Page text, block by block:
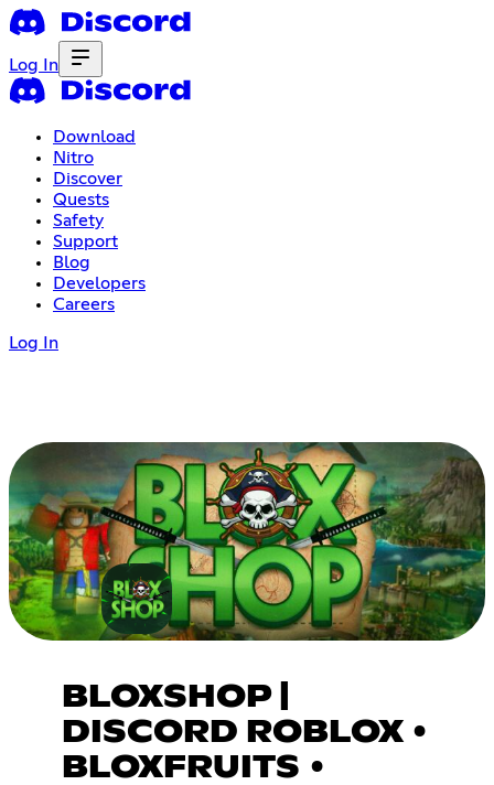
Log In
Download
Nitro
Discover
Quests
Safety
Support
Blog
Developers
Careers
Log In
BLOXSHOP |
DISCORD ROBLOX •
BLOXFRUITS •